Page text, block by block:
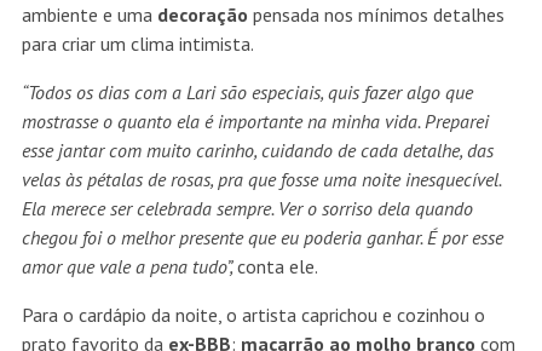
ambiente e uma decoração pensada nos mínimos detalhes
para criar um clima intimista.
“Todos os dias com a Lari são especiais, quis fazer algo que
mostrasse o quanto ela é importante na minha vida. Preparei
esse jantar com muito carinho, cuidando de cada detalhe, das
velas às pétalas de rosas, pra que fosse uma noite inesquecível.
Ela merece ser celebrada sempre. Ver o sorriso dela quando
chegou foi o melhor presente que eu poderia ganhar. É por esse
amor que vale a pena tudo”,conta ele.
Para o cardápio da noite, o artista caprichou e cozinhou o
prato favorito da ex-BBB: macarrão ao molho branco com